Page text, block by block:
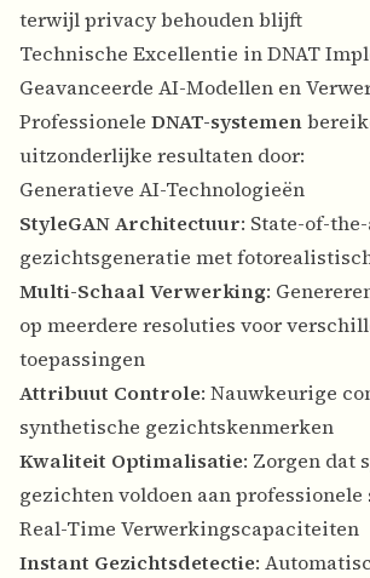
terwijl privacy behouden blijft
Technische Excellentie in DNAT
Geavanceerde AI-Modellen en
Professionele DNAT-systemen
uitzonderlijke resultaten door:
Generatieve AI-Technologieën
StyleGAN Architectuur: State-of-
gezichtsgeneratie met
Multi-Schaal Verwerking:
op meerdere resoluties voor
toepassingen
Attribuut Controle: Nauwkeurige
synthetische gezichtskenmerken
Kwaliteit Optimalisatie: Zorgen dat
gezichten voldoen aan professionele
Real-Time Verwerkingscapaciteiten
Instant Gezichtsdetectie: